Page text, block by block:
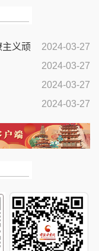
2024-03-27
义顽
2024-03-27
2024-03-27
2024-03-27